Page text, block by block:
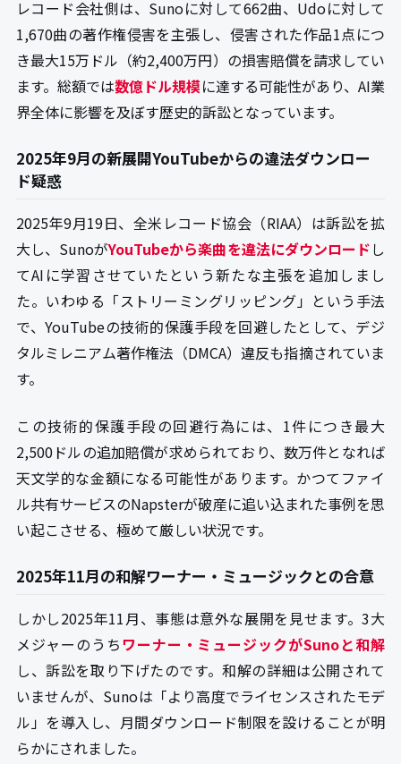
レコード会社側は、Sunoに対して662曲、Udoに対して
1,670曲の著作権侵害を主張し、侵害された作品1点につ
き最大15万ドル（約2,400万円）の損害賠償を請求してい
ます。総額では数億ドル規模に達する可能性があり、AI業
界全体に影響を及ぼす歴史的訴訟となっています。
2025年9月の新展開YouTubeからの違法ダウンロー
ド疑惑
2025年9月19日、全米レコード協会（RIAA）は訴訟を拡
大し、SunoがYouTubeから楽曲を違法にダウンロードし
てAIに学習させていたという新たな主張を追加しまし
た。いわゆる「ストリーミングリッピング」という手法
で、YouTubeの技術的保護手段を回避したとして、デジ
タルミレニアム著作権法（DMCA）違反も指摘されていま
す。
この技術的保護手段の回避行為には、1件につき最大
2,500ドルの追加賠償が求められており、数万件となれば
天文学的な金額になる可能性があります。かつてファイ
ル共有サービスのNapsterが破産に追い込まれた事例を思
い起こさせる、極めて厳しい状況です。
2025年11月の和解ワーナー・ミュージックとの合意
しかし2025年11月、事態は意外な展開を見せます。3大
メジャーのうちワーナー・ミュージックがSunoと和解
し、訴訟を取り下げたのです。和解の詳細は公開されて
いませんが、Sunoは「より高度でライセンスされたモデ
ル」を導入し、月間ダウンロード制限を設けることが明
らかにされました。